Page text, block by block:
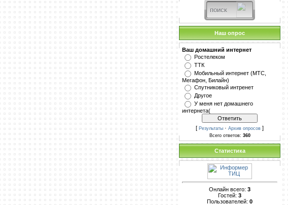
Наш опрос
Ваш домашний интернет
Ростелеком
ТТК
Мобильный интернет (МТС,
Мегафон, Билайн)
Спутниковый интренет
Другое
У меня нет домашнего
интернета(
[ Результаты · Архив опросов ]
Всего ответов: 360
Статистика
Онлайн всего: 3
Гостей: 3
Пользователей: 0